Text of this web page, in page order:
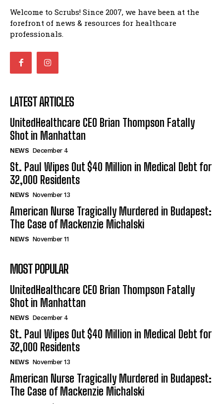
Welcome to Scrubs! Since 2007, we have been at the
forefront of news & resources for healthcare
professionals.
LATEST ARTICLES
UnitedHealthcare CEO Brian Thompson Fatally
Shot in Manhattan
NEWS December 4
St. Paul Wipes Out $40 Million in Medical Debt for
32,000 Residents
NEWS November 13
American Nurse Tragically Murdered in Budapest:
The Case of Mackenzie Michalski
NEWS November 11
MOST POPULAR
UnitedHealthcare CEO Brian Thompson Fatally
Shot in Manhattan
NEWS December 4
St. Paul Wipes Out $40 Million in Medical Debt for
32,000 Residents
NEWS November 13
American Nurse Tragically Murdered in Budapest:
The Case of Mackenzie Michalski